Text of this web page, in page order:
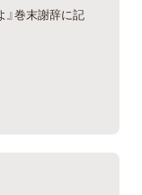
』巻末謝辞に記